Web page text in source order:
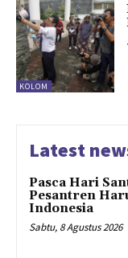
KOLOM
Latest
Pasca Hari
Pesantren
Indonesia
Sabtu, 8 Agustus 2026